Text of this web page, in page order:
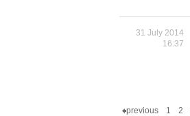
31 July 2014
16:37
previous 1 2